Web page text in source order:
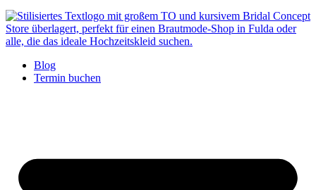
Blog
Termin buchen